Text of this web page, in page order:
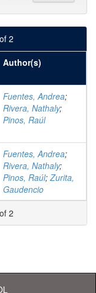
2
Author(s)
Fuentes, Andrea;
Rivera, Nathaly;
Pinos, Raúl
Fuentes, Andrea;
Rivera, Nathaly;
Pinos, Raúl;Zurita,
Gaudencio
2